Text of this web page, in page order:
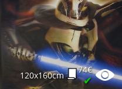
120x160cm
74€
✔